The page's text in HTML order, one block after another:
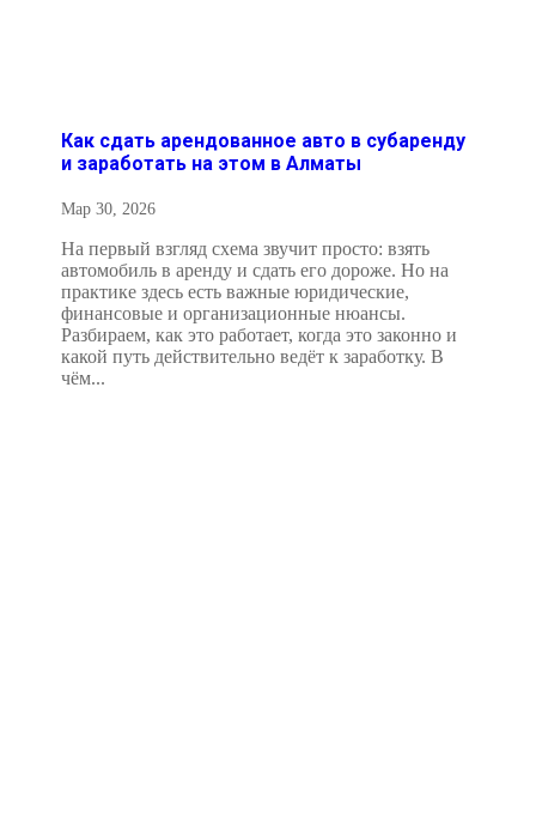
Как сдать арендованное авто в субаренду
и заработать на этом в Алматы
Мар 30, 2026
На первый взгляд схема звучит просто: взять
автомобиль в аренду и сдать его дороже. Но на
практике здесь есть важные юридические,
финансовые и организационные нюансы.
Разбираем, как это работает, когда это законно и
какой путь действительно ведёт к заработку. В
чём...